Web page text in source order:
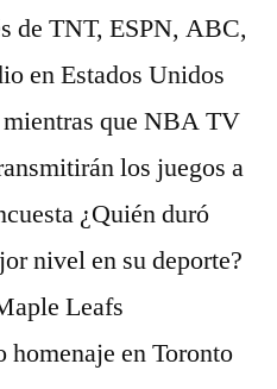
de TNT, ESPN, ABC,
en Estados Unidos
que NBA TV
los juegos a
¿Quién duró
nivel en su deporte?
Leafs
en Toronto